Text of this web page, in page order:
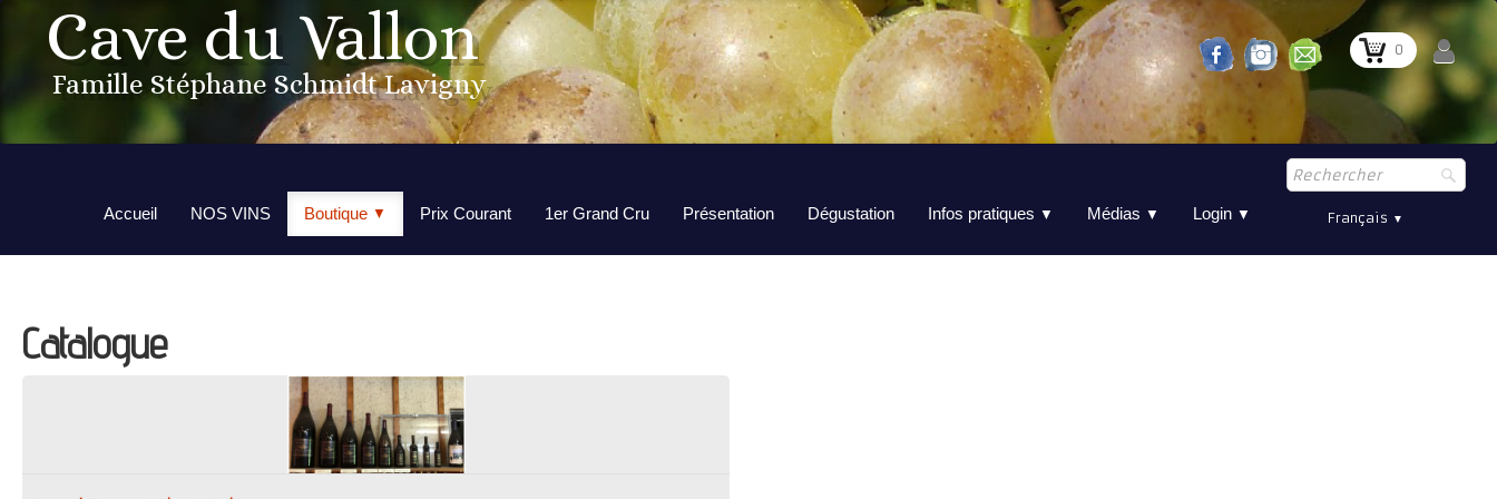
Cave du Vallon
Famille Stéphane Schmidt Lavigny
0
Accueil NOS VINS Boutique ▼ Prix Courant 1er Grand Cru Présentation Dégustation Infos pratiques ▼ Médias ▼ Login ▼ Français ▼
Catalogue